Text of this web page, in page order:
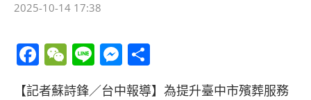
2025-10-14 17:38
Facebook
WeChat
LineMessenger
享
【記者蘇詩鋒／台中報導】為提升臺中市殯葬服務